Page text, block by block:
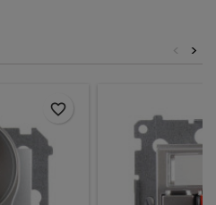
>
<
favorite_border